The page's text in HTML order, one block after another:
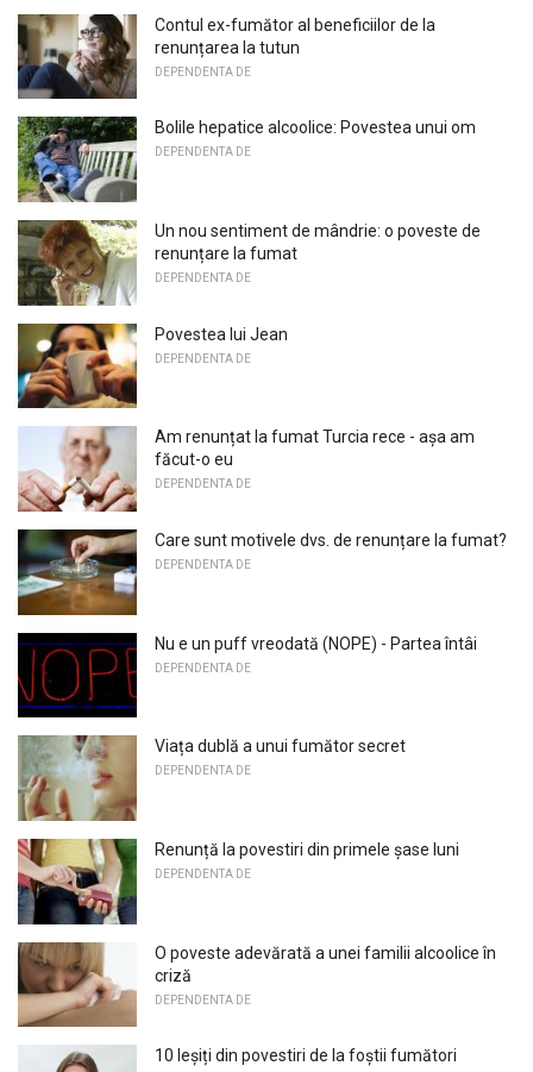
Contul ex-fumător al beneficiilor de la
renunțarea la tutun
DEPENDENTA DE
Bolile hepatice alcoolice: Povestea unui om
DEPENDENTA DE
Un nou sentiment de mândrie: o poveste de
renunțare la fumat
DEPENDENTA DE
Povestea lui Jean
DEPENDENTA DE
Am renunțat la fumat Turcia rece - așa am
făcut-o eu
DEPENDENTA DE
Care sunt motivele dvs. de renunțare la fumat?
DEPENDENTA DE
Nu e un puff vreodată (NOPE) - Partea întâi
DEPENDENTA DE
Viața dublă a unui fumător secret
DEPENDENTA DE
Renunță la povestiri din primele șase luni
DEPENDENTA DE
O poveste adevărată a unei familii alcoolice în
criză
DEPENDENTA DE
10 Ieșiți din povestiri de la foștii fumători